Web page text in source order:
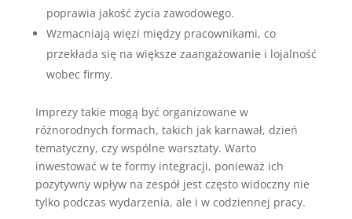
poprawia jakość życia zawodowego.
Wzmacniają więzi między pracownikami, co
przekłada się na większe zaangażowanie i lojalność
wobec firmy.
Imprezy takie mogą być organizowane w
różnorodnych formach, takich jak karna­wał, dzień
tematyczny, czy wspólne warsztaty. Warto
inwestować w te formy integracji, ponieważ ich
pozytywny wpływ na zespół jest często widoczny nie
tylko podczas wydarzenia, ale i w codziennej pracy.